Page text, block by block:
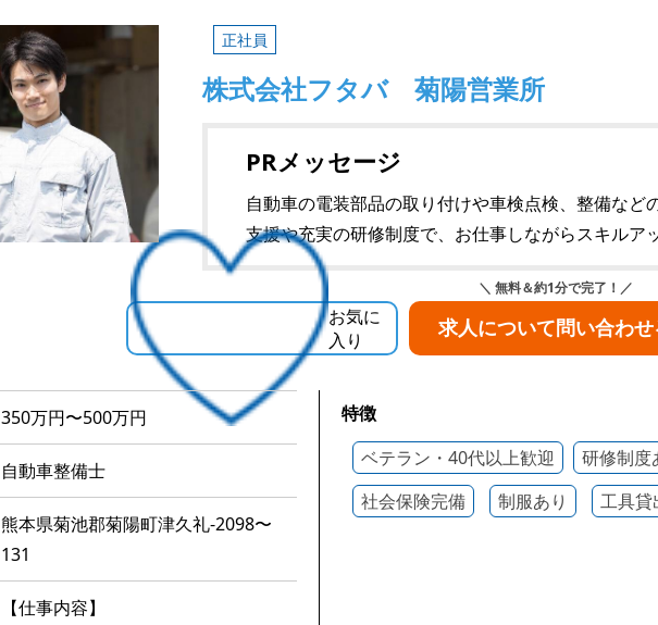
正社員
株式会社フタバ 菊陽営業所
PRメッセージ
自動車の電装部品の取り付けや車検点検、整備など
支援や充実の研修制度で、お仕事しながらスキルア
お気に
入り
＼ 無料＆約1分で完了！／
求人について問い合わ
350万円〜500万円
自動車整備士
熊本県菊池郡菊陽町津久礼-2098〜
131
【仕事内容】
特徴
ベテラン・40代以上歓迎
研修制度
社会保険完備
制服あり 工具貸